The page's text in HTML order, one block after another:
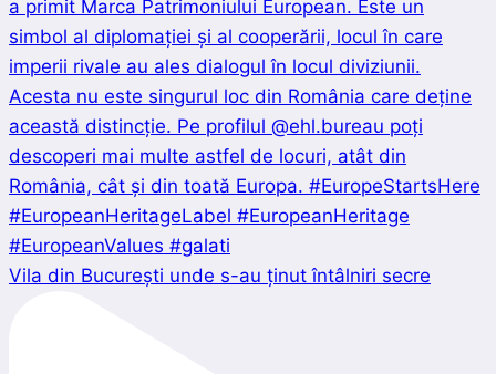
Vila din București unde s-au ținut întâlniri secre